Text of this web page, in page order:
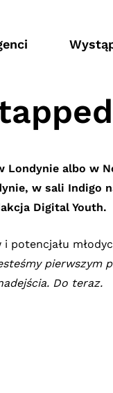
Londynie albo w
w sali Indigo
Digital Youth.
potencjału
pierwszym
Do teraz.